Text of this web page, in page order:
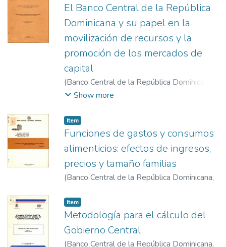
El Banco Central de la República
Dominicana y su papel en la
movilización de recursos y la
promoción de los mercados de
capital
(Banco Central de la República Dominicana
1984-2-6 al 9
Show more
Item
Funciones de gastos y consumos
alimenticios: efectos de ingresos,
precios y tamaño familias
(Banco Central de la República Dominicana,
Item
Metodología para el cálculo del
Gobierno Central
(Banco Central de la República Dominicana,